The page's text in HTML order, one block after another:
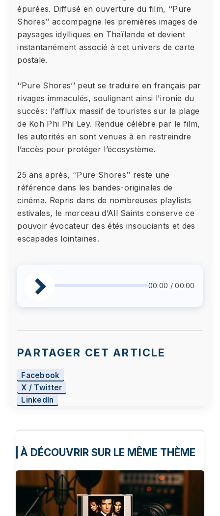
épurées. Diffusé en ouverture du film, ‘‘Pure
Shores’’ accompagne les premières images de
paysages idylliques en Thaïlande et devient
instantanément associé à cet univers de carte
postale.
‘‘Pure Shores’’ peut se traduire en français par
rivages immaculés, soulignant ainsi l'ironie du
succès : l’afflux massif de touristes sur la plage
de Koh Phi Phi Ley. Rendue célèbre par le film,
les autorités en sont venues à en restreindre
l’accès pour protéger l’écosystème.
25 ans après, ‘‘Pure Shores’’ reste une
référence dans les bandes-originales de
cinéma. Repris dans de nombreuses playlists
estivales, le morceau d’All Saints conserve ce
pouvoir évocateur des étés insouciants et des
escapades lointaines.
00:00 / 00:00
PARTAGER CET ARTICLE
Facebook
X / Twitter
LinkedIn
À DÉCOUVRIR SUR LE MÊME THÈME